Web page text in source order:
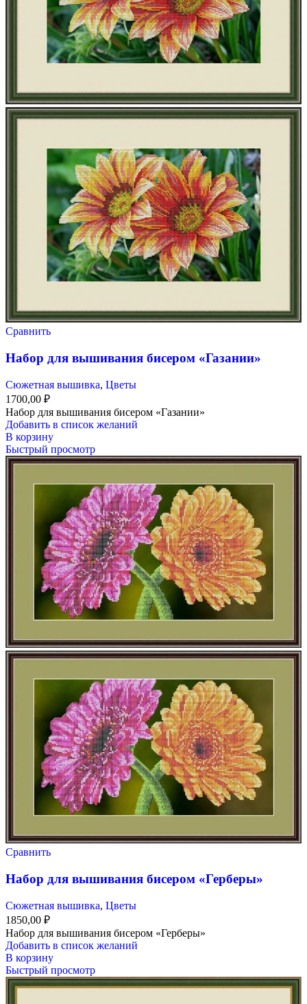
Сравнить
Набор для вышивания бисером «Газании»
Сюжетная вышивка, Цветы
1700,00 ₽
Набор для вышивания бисером «Газании»
Добавить в список желаний
В корзину
Быстрый просмотр
Сравнить
Набор для вышивания бисером «Герберы»
Сюжетная вышивка, Цветы
1850,00 ₽
Набор для вышивания бисером «Герберы»
Добавить в список желаний
В корзину
Быстрый просмотр